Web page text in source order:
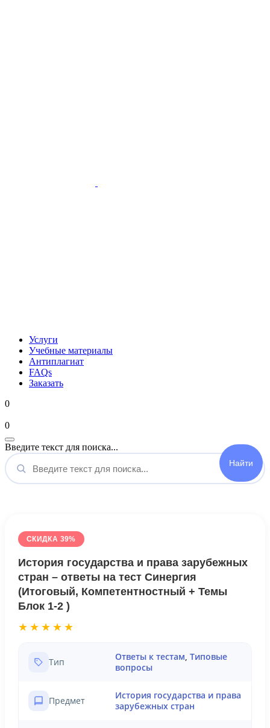
Услуги
Учебные материалы
Антиплагиат
FAQs
Заказать
0
0
Введите текст для поиска...
СКИДКА 39%
История государства и права зарубежных
стран – ответы на тест Синергия
(Итоговый, Компетентностный + Темы
Блок 1-2 )
★★★★★
Тип Ответы к тестам, Типовые
вопросы
Предмет
История государства и права
зарубежных стран